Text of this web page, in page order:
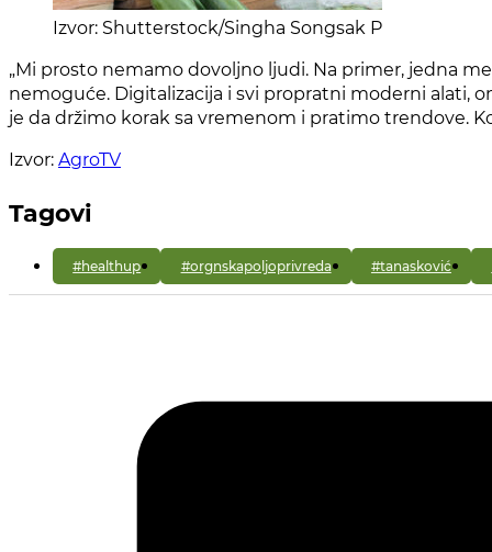
Izvor: Shutterstock/Singha Songsak P
„Mi prosto nemamo dovoljno ljudi. Na primer, jedna
nemoguće. Digitalizacija i svi propratni moderni alati,
je da držimo korak sa vremenom i pratimo trendove.
Izvor: AgroTV
Tagovi
#healthup #orgnskapoljoprivreda #tanasković